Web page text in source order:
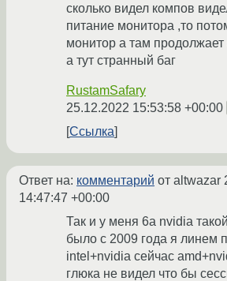
сколько видел компов
питание монитора ,то
монитор а там продолжает
а тут странный баг
RustamSafary
25.12.2022 15:53:58 +00:00
Ссылка
Ответ на: комментарий от altwazar
14:47:47 +00:00
Так и у меня 6а nvidia
было с 2009 года я линем
intel+nvidia сейчас
глюка не видел что бы